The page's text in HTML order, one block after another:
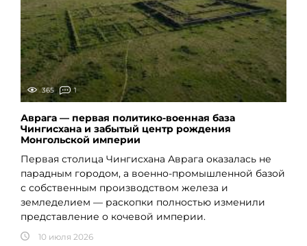
365 1
Аврага — первая политико-военная база
Чингисхана и забытый центр рождения
Монгольской империи
Первая столица Чингисхана Аврага оказалась не
парадным городом, а военно-промышленной базой
с собственным производством железа и
земледелием — раскопки полностью изменили
представление о кочевой империи.
10 июля 2026